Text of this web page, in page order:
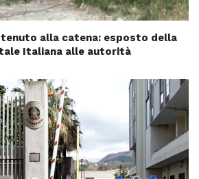
tenuto alla catena: esposto della
Italiana alle autorità